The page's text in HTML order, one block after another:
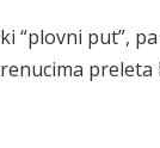
“plovni put”,